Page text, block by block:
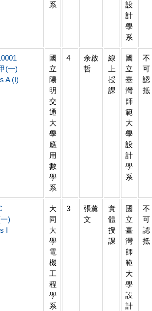
系
設
計
學
系
(一)
A (I)
國
立
陽
明
交
通
大
學
應
用
數
學
系
4
余啟
哲
線
上
授
課
國
立
臺
灣
師
範
大
學
設
計
學
系
不
可
認
抵
)
I
大
同
大
學
電
機
工
程
學
系
3
張薰
文
實
體
授
課
國
立
臺
灣
師
範
大
學
設
計
不
可
認
抵